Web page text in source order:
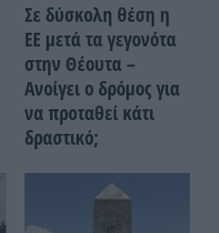
Σε δύσκολη θέση η
ΕΕ μετά τα γεγονότα
στην Θέουτα –
Ανοίγει ο δρόμος για
να προταθεί κάτι
δραστικό;